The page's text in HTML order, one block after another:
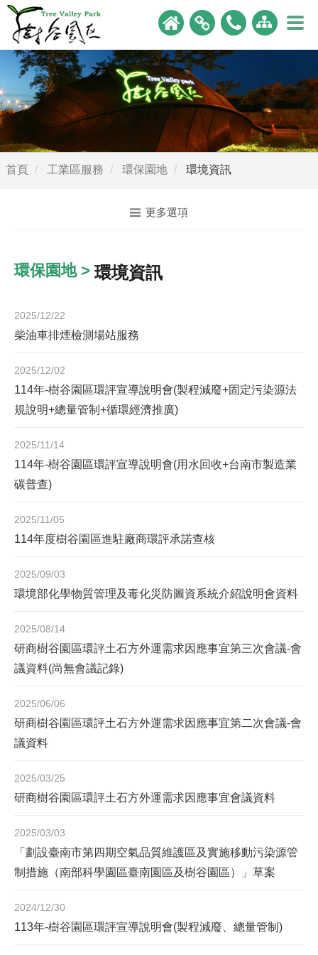
首頁 工業區服務 環保園地 環境資訊
更多選項
環保園地 > 環境資訊
2025/12/22
柴油車排煙檢測場站服務
2025/12/02
114年-樹谷園區環評宣導說明會(製程減廢+固定污染源法
規說明+總量管制+循環經濟推廣)
2025/11/14
114年-樹谷園區環評宣導說明會(用水回收+台南市製造業
碳普查)
2025/11/05
114年度樹谷園區進駐廠商環評承諾查核
2025/09/03
環境部化學物質管理及毒化災防圖資系統介紹說明會資料
2025/08/14
研商樹谷園區環評土石方外運需求因應事宜第三次會議-會
議資料(尚無會議記錄)
2025/06/06
研商樹谷園區環評土石方外運需求因應事宜第二次會議-會
議資料
2025/03/25
研商樹谷園區環評土石方外運需求因應事宜會議資料
2025/03/03
「劃設臺南市第四期空氣品質維護區及實施移動污染源管
制措施（南部科學園區臺南園區及樹谷園區）」草案
2024/12/30
113年-樹谷園區環評宣導說明會(製程減廢、總量管制)